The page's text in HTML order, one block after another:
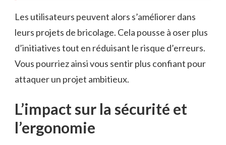
Les utilisateurs peuvent alors s’améliorer dans
leurs projets de bricolage. Cela pousse à oser plus
d’initiatives tout en réduisant le risque d’erreurs.
Vous pourriez ainsi vous sentir plus confiant pour
attaquer un projet ambitieux.
L’impact sur la sécurité et
l’ergonomie